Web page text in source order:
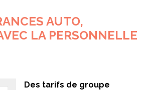
AUTO,
LA PERSONNELLE
Des tarifs de groupe